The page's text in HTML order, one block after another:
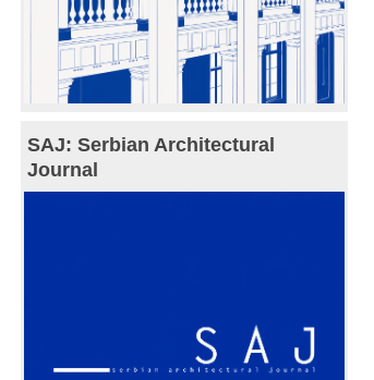
SAJ: Serbian Architectural
Journal